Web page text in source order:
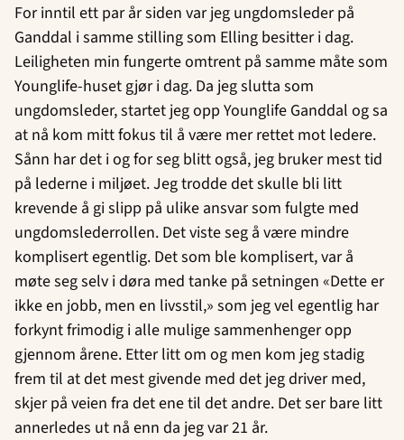
For inntil ett par år siden var jeg ungdomsleder på
Ganddal i samme stilling som Elling besitter i dag.
Leiligheten min fungerte omtrent på samme måte som
Younglife-huset gjør i dag. Da jeg slutta som
ungdomsleder, startet jeg opp Younglife Ganddal og sa
at nå kom mitt fokus til å være mer rettet mot ledere.
Sånn har det i og for seg blitt også, jeg bruker mest tid
på lederne i miljøet. Jeg trodde det skulle bli litt
krevende å gi slipp på ulike ansvar som fulgte med
ungdomslederrollen. Det viste seg å være mindre
komplisert egentlig. Det som ble komplisert, var å
møte seg selv i døra med tanke på setningen «Dette er
ikke en jobb, men en livsstil,» som jeg vel egentlig har
forkynt frimodig i alle mulige sammenhenger opp
gjennom årene. Etter litt om og men kom jeg stadig
frem til at det mest givende med det jeg driver med,
skjer på veien fra det ene til det andre. Det ser bare litt
annerledes ut nå enn da jeg var 21 år.